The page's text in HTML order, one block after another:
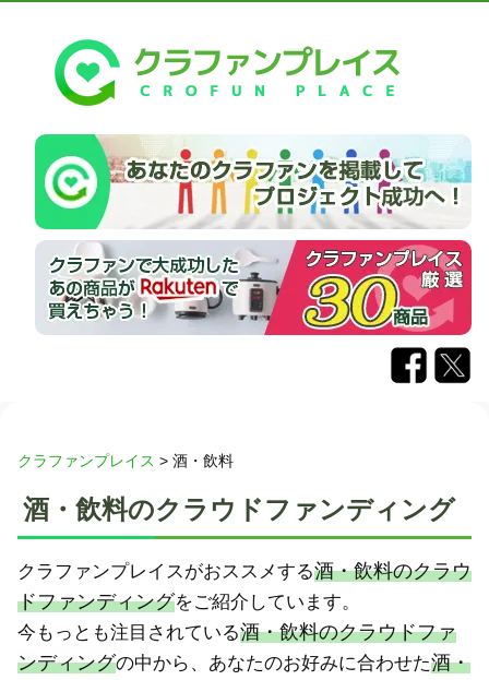
クラファンプレイス > 酒・飲料
酒・飲料のクラウドファンディング
クラファンプレイスがおススメする酒・飲料のクラウ
ドファンディングをご紹介しています。
今もっとも注目されている酒・飲料のクラウドファ
ンディングの中から、あなたのお好みに合わせた酒・